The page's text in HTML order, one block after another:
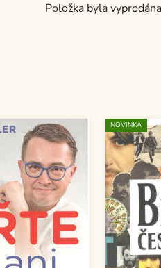
Položka byla
NOVINKA